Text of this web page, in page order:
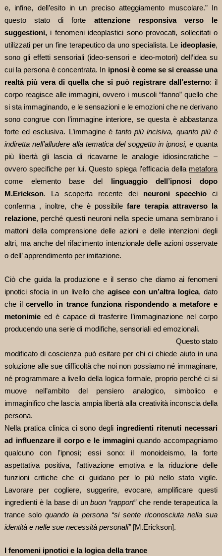
e, infine, dell’esito in un preciso atteggiamento muscolare.” In
questo stato di forte attenzione responsiva verso le
suggestioni,i fenomeni ideoplastici sono provocati, sollecitati o
utilizzati per un fine terapeutico da uno specialista. Le ideoplasie,
sono gli effetti sensoriali (ideo-sensori e ideo-motori) dell’idea su
cui la persona è concentrata. In ipnosi è come se si creasse una
realtà più vera di quella che si può registrare dall’esterno: il
corpo reagisce alle immagini, ovvero i muscoli “fanno” quello che
si sta immaginando, e le sensazioni e le emozioni che ne derivano
sono congrue con l’immagine interiore, se questa è abbastanza
forte ed esclusiva. L’immagine è tanto più incisiva, quanto più è
indiretta nell’alludere alla tematica del soggetto in ipnosi, e quanta
più libertà gli lascia di ricavarne le analogie idiosincratiche –
ovvero specifiche per lui. Questo spiega l’efficacia della metafora
come elemento base del linguaggio dell’ipnosi dopo
M.Erickson. La scoperta recente dei neuroni specchioci
conferma , inoltre, che è possibilefare terapia attraverso la
relazione, perché questi neuroni nella specie umana sembrano i
mattoni della comprensione delle azioni e delle intenzioni degli
altri, ma anche del rifacimento intenzionale delle azioniosservate
o dell’ apprendimento per imitazione.
Ciò che guida la produzione e il senso che diamo ai fenomeni
ipnotici sfocia in un livello che agisce con un’altra logica, dato
che ilcervello in trance funziona rispondendo a metafore e
metonimieed è capace di trasferire l’immaginazione nel corpo
producendo una serie di modifiche, sensoriali ed emozionali.
Questo stato
modificato di coscienza può esitare per chi ci chiede aiuto in una
soluzione alle sue difficoltà che noi non possiamo né immaginare,
né programmare a livello della logica formale, proprio perché ci si
muove nell’ambito del pensiero analogico, simbolico e
immaginifico che lascia ampia libertà alla creatività inconscia della
persona.
Nella pratica clinica ci sono degli ingredienti ritenuti necessari
ad influenzare il corpo e le immaginiquando accompagniamo
qualcuno con l’ipnosi; essi sono: il monoideismo, la forte
aspettativa positiva, l’attivazione emotiva e la riduzione delle
funzioni critiche che ci guidano per lo più nello stato vigile.
Lavorare per cogliere, suggerire, evocare, amplificare questi
ingredienti è la base di unbuon “rapport”che rende terapeutica la
trance soloquando la persona “si sente riconosciuta nella sua
identità e nelle sue necessità personali”[M.Erickson].
I fenomeni ipnotici e la logica della trance